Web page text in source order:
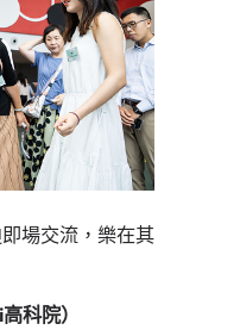
場交流，樂在其
高科院）